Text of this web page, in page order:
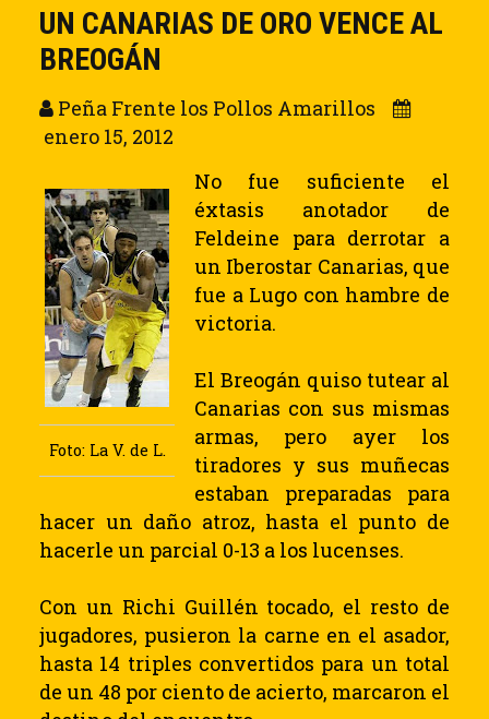
UN CANARIAS DE ORO VENCE AL
BREOGÁN
Peña Frente los Pollos Amarillos
enero 15, 2012
Foto: La V. de L.
No fue suficiente el
éxtasis anotador de
Feldeine para derrotar a
un Iberostar Canarias, que
fue a Lugo con hambre de
victoria.
El Breogán quiso tutear al
Canarias con sus mismas
armas, pero ayer los
tiradores y sus muñecas
estaban preparadas para
hacer un daño atroz, hasta el punto de
hacerle un parcial 0-13 a los lucenses.
Con un Richi Guillén tocado, el resto de
jugadores, pusieron la carne en el asador,
hasta 14 triples convertidos para un total
de un 48 por ciento de acierto, marcaron el